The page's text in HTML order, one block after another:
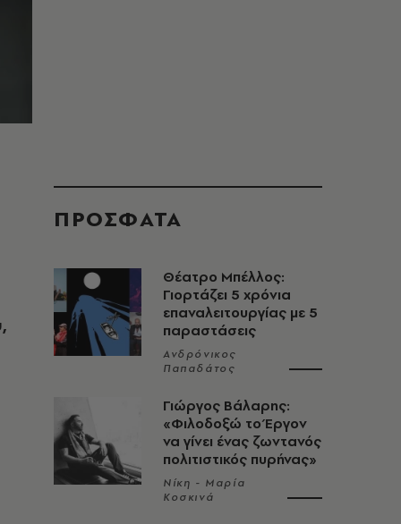
ΠΡΟΣΦΑΤΑ
Θέατρο Μπέλλος:
Γιορτάζει 5 χρόνια
επαναλειτουργίας με 5
παραστάσεις
Ανδρόνικος
Παπαδάτος
Γιώργος Βάλαρης:
«Φιλοδοξώ το Έργον
να γίνει ένας ζωντανός
πολιτιστικός πυρήνας»
Νίκη - Μαρία
Κοσκινά